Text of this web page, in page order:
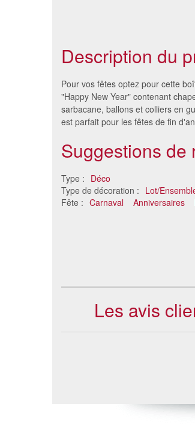
Description du
Pour vos fêtes optez pour cette
"Happy New Year" contenant
sarbacane, ballons et colliers en
est parfait pour les fêtes de fin
Suggestions de
Type : Déco
Type de décoration : Lot/
Fête : Carnaval Anniversaires
Les avis